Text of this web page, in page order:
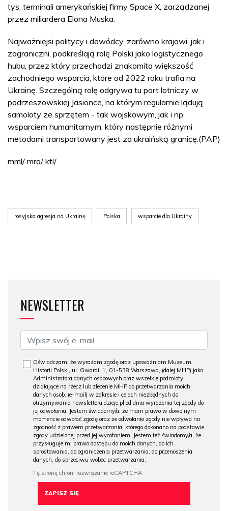
tys. terminali amerykańskiej firmy Space X, zarządzanej
przez miliardera Elona Muska.
Najważniejsi politycy i dowódcy, zarówno krajowi, jak i
zagraniczni, podkreślają rolę Polski jako logistycznego
hubu, przez który przechodzi znakomita większość
zachodniego wsparcia, które od 2022 roku trafia na
Ukrainę. Szczególną rolę odgrywa tu port lotniczy w
podrzeszowskiej Jasionce, na którym regularnie lądują
samoloty ze sprzętem - tak wojskowym, jak i np.
wsparciem humanitarnym, który następnie różnymi
metodami transportowany jest za ukraińską granicę.(PAP)
mml/ mro/ ktl/
rosyjska agresja na Ukrainę Polska wsparcie dla Ukrainy
NEWSLETTER
Oświadczam, że wyrażam zgodę oraz upoważniam Muzeum
Historii Polski, ul. Gwardii 1, 01-538 Warszawa, (dalej MHP) jako
Administratora danych osobowych oraz wszelkie podmioty
działające na rzecz lub zlecenie MHP do przetwarzania moich
danych osob. (e-mail) w zakresie i celach niezbędnych do
otrzymywania newslettera dzieje.pl od dnia wyrażenia tej zgody do
jej odwołania. Jestem świadomy/a, że mam prawo w dowolnym
momencie odwołać zgodę oraz że odwołanie zgody nie wpływa na
zgodność z prawem przetwarzania, którego dokonano na podstawie
zgody udzielonej przed jej wycofaniem. Jestem też świadomy/a, że
przysługuje mi prawo dostępu do moich danych, do ich
sprostowania, do ograniczenia przetwarzania, do przenoszenia
danych, do sprzeciwu wobec przetwarzania.